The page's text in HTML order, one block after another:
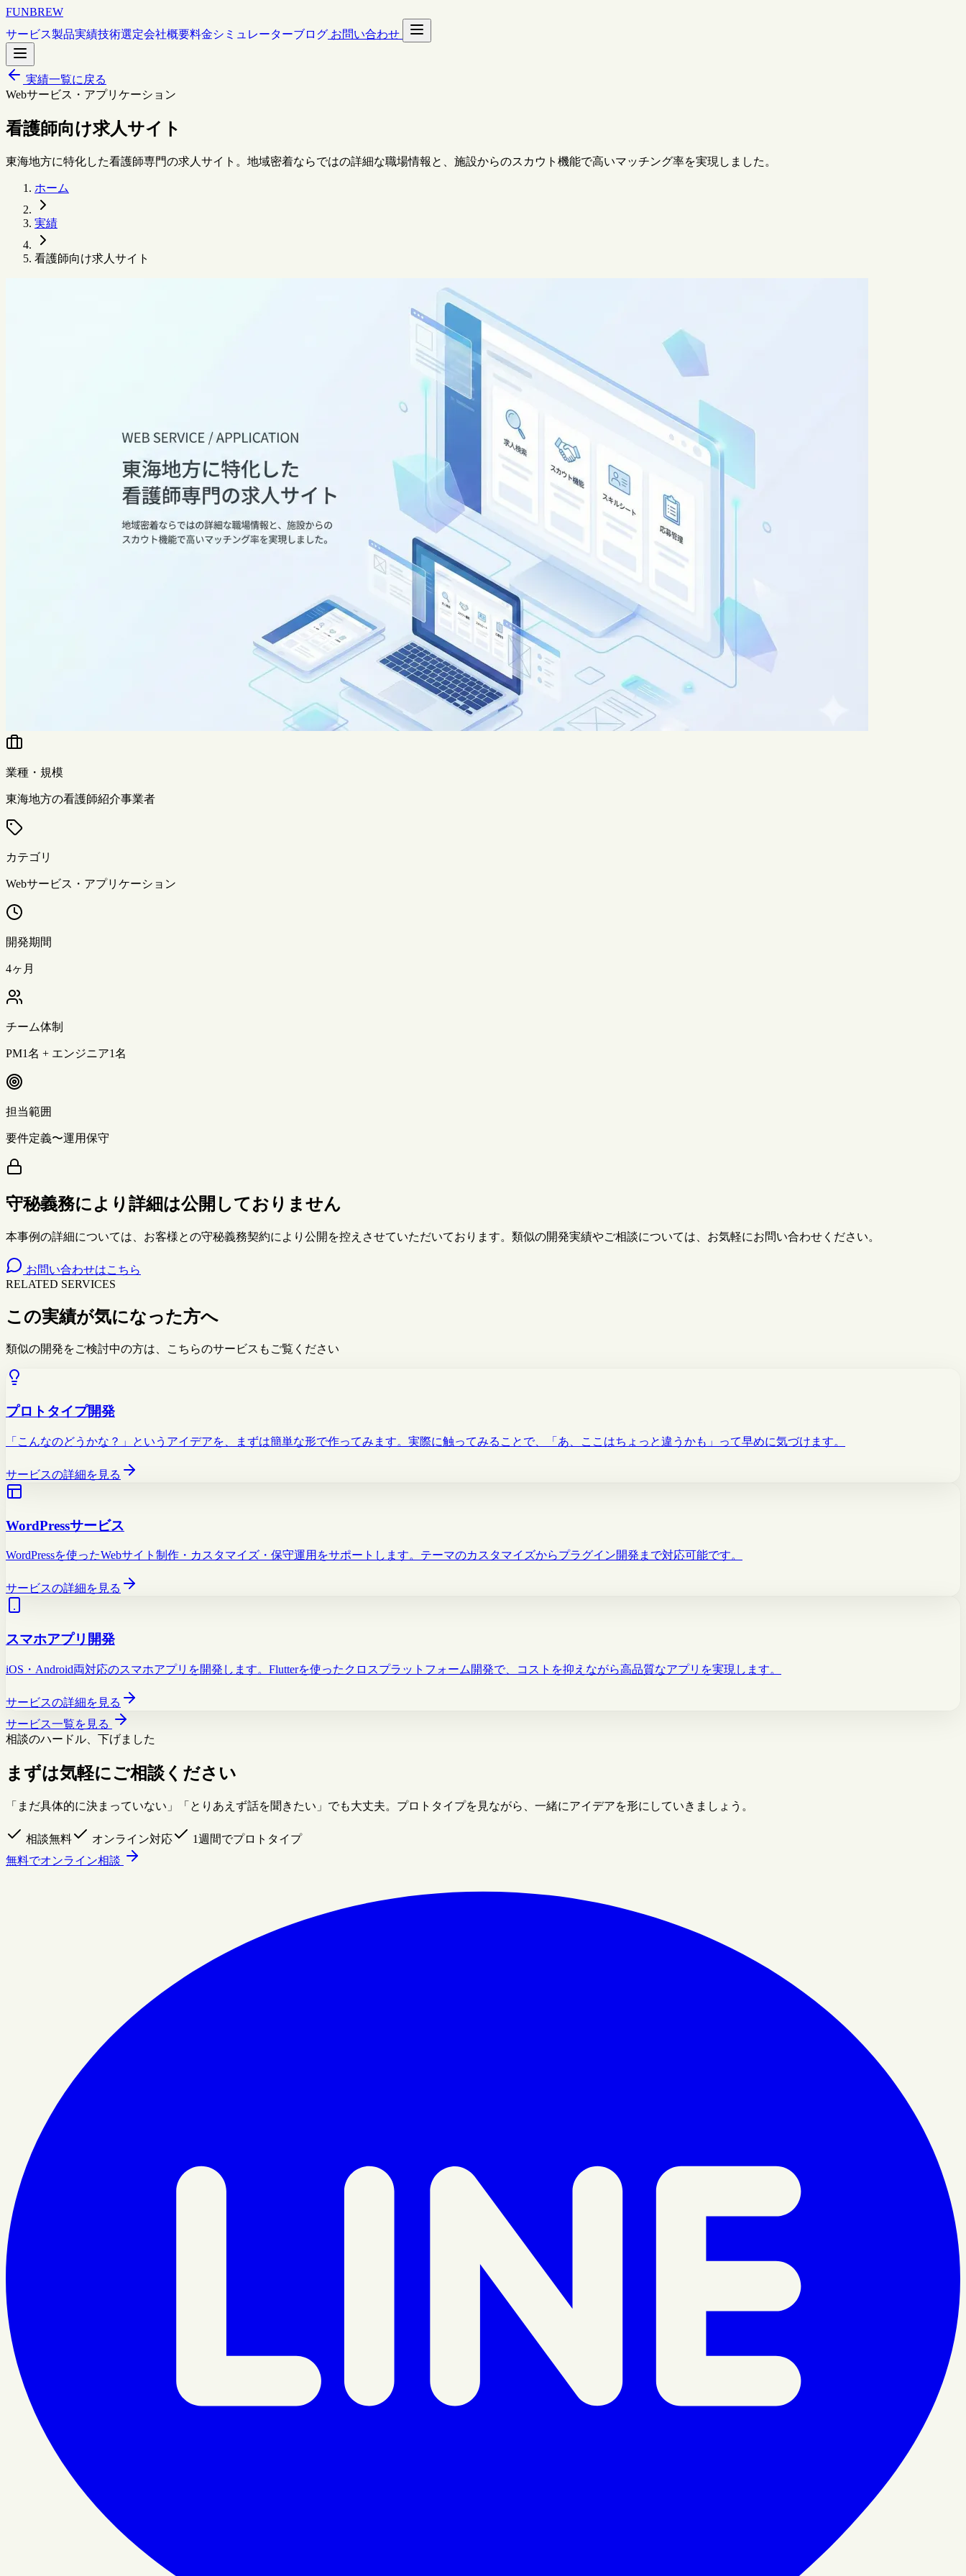
FUNBREW
サービス製品実績技術選定会社概要料金シミュレーターブログ お問い合わせ
実績一覧に戻る
Webサービス・アプリケーション
看護師向け求人サイト
東海地方に特化した看護師専門の求人サイト。地域密着ならではの詳細な職場情報と、施設からのスカウト機能で高いマッチング率を実現しました。
ホーム
実績
看護師向け求人サイト
業種・規模
東海地方の看護師紹介事業者
カテゴリ
Webサービス・アプリケーション
開発期間
4ヶ月
チーム体制
PM1名 + エンジニア1名
担当範囲
要件定義〜運用保守
守秘義務により詳細は公開しておりません
本事例の詳細については、お客様との守秘義務契約により公開を控えさせていただいております。類似の開発実績やご相談については、お気軽にお問い合わせください。
お問い合わせはこちら
RELATED SERVICES
この実績が気になった方へ
類似の開発をご検討中の方は、こちらのサービスもご覧ください
プロトタイプ開発
「こんなのどうかな？」というアイデアを、まずは簡単な形で作ってみます。実際に触ってみることで、「あ、ここはちょっと違うかも」って早めに気づけます。
サービスの詳細を見る
WordPressサービス
WordPressを使ったWebサイト制作・カスタマイズ・保守運用をサポートします。テーマのカスタマイズからプラグイン開発まで対応可能です。
サービスの詳細を見る
スマホアプリ開発
iOS・Android両対応のスマホアプリを開発します。Flutterを使ったクロスプラットフォーム開発で、コストを抑えながら高品質なアプリを実現します。
サービスの詳細を見る
サービス一覧を見る
相談のハードル、下げました
まずは気軽にご相談ください
「まだ具体的に決まっていない」「とりあえず話を聞きたい」でも大丈夫。プロトタイプを見ながら、一緒にアイデアを形にしていきましょう。
相談無料 オンライン対応
1週間でプロトタイプ
無料でオンライン相談